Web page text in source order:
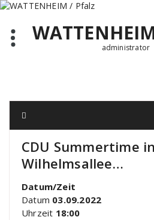
Zum
springen
administrator
CDU Summertime
Wilhelmsallee…
Datum/Zeit
Datum 03.09.2022
Uhrzeit 18:00